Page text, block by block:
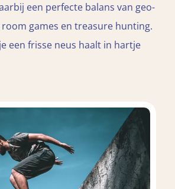
een perfecte balans van geo-
room games en treasure hunting.
een frisse neus haalt in hartje